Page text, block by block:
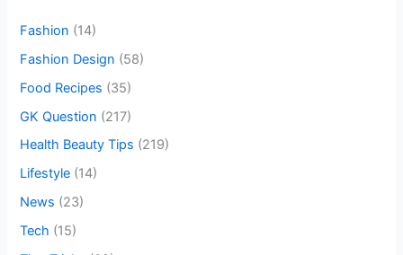
r
:
Fashion (14)
Fashion Design (58)
Food Recipes (35)
GK Question (217)
Health Beauty Tips (219)
Lifestyle (14)
News (23)
Tech (15)